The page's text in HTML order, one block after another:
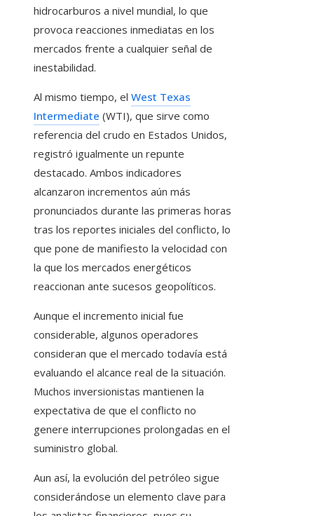
hidrocarburos a nivel mundial, lo que
provoca reacciones inmediatas en los
mercados frente a cualquier señal de
inestabilidad.
Al mismo tiempo, el West Texas
Intermediate (WTI), que sirve como
referencia del crudo en Estados Unidos,
registró igualmente un repunte
destacado. Ambos indicadores
alcanzaron incrementos aún más
pronunciados durante las primeras horas
tras los reportes iniciales del conflicto, lo
que pone de manifiesto la velocidad con
la que los mercados energéticos
reaccionan ante sucesos geopolíticos.
Aunque el incremento inicial fue
considerable, algunos operadores
consideran que el mercado todavía está
evaluando el alcance real de la situación.
Muchos inversionistas mantienen la
expectativa de que el conflicto no
genere interrupciones prolongadas en el
suministro global.
Aun así, la evolución del petróleo sigue
considerándose un elemento clave para